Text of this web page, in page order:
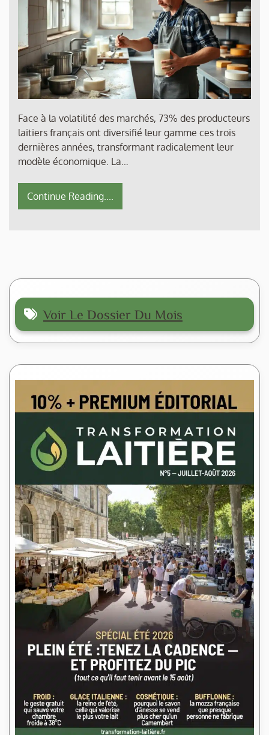
Face à la volatilité des marchés, 73% des producteurs
laitiers français ont diversifié leur gamme ces trois
dernières années, transformant radicalement leur
modèle économique. La…
Continue Reading....
Voir Le Dossier Du Mois